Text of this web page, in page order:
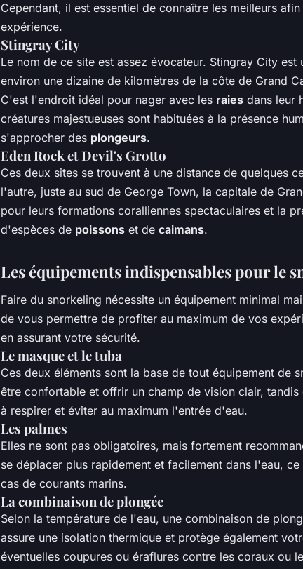
Cependant, il est essentiel de connaître les meilleurs
expérience.
Stingray City
Le nom de ce site est assez évocateur. Stingray City est
environ une dizaine de kilomètres de la côte de Grand
C'est l'endroit idéal pour nager avec les raies dans leur
créatures majestueuses sont habituées à la présence
s'approcher des plongeurs.
Eden Rock et Devil's Grotto
Ces deux sites se trouvent à une distance de quelques
l'autre, juste au sud de George Town, la capitale de
pour leurs formations coralliennes spectaculaires et la
d'espèces de poissons et de caimans.
Les équipements indispensables pour le
Faire du snorkeling nécessite un équipement minimal
de vous permettre de profiter au maximum de vos
en assurant votre sécurité.
Le masque et le tuba
Ces deux éléments sont la base de tout équipement de
être confortable et offrir un champ de vision clair,
à respirer et éviter au maximum l'entrée d'eau.
Les palmes
Elles ne sont pas obligatoires, mais fortement
se déplacer plus rapidement et facilement dans l'eau,
cas de courants marins.
La combinaison de plongée
Selon la température de l'eau, une combinaison de
assure une isolation thermique et protège également
éventuelles coupures ou éraflures contre les coraux ou